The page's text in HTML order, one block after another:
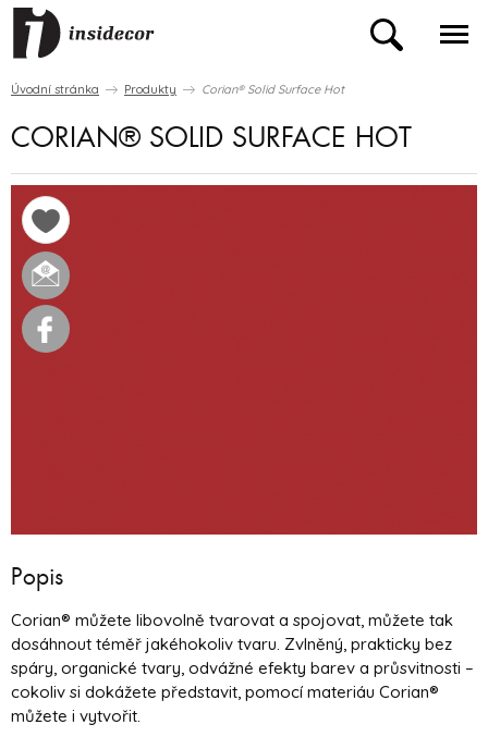
Úvodní stránka Produkty Corian® Solid Surface Hot
CORIAN® SOLID SURFACE HOT
Popis
Corian® můžete libovolně tvarovat a spojovat, můžete tak
dosáhnout téměř jakéhokoliv tvaru. Zvlněný, prakticky bez
spáry, organické tvary, odvážné efekty barev a průsvitnosti –
cokoliv si dokážete představit, pomocí materiáu Corian®
můžete i vytvořit.